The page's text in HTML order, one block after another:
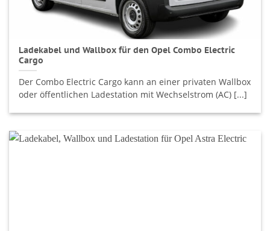
Ladekabel und Wallbox für den Opel Combo Electric
Cargo
Der Combo Electric Cargo kann an einer privaten Wallbox
oder öffentlichen Ladestation mit Wechselstrom (AC) [...]